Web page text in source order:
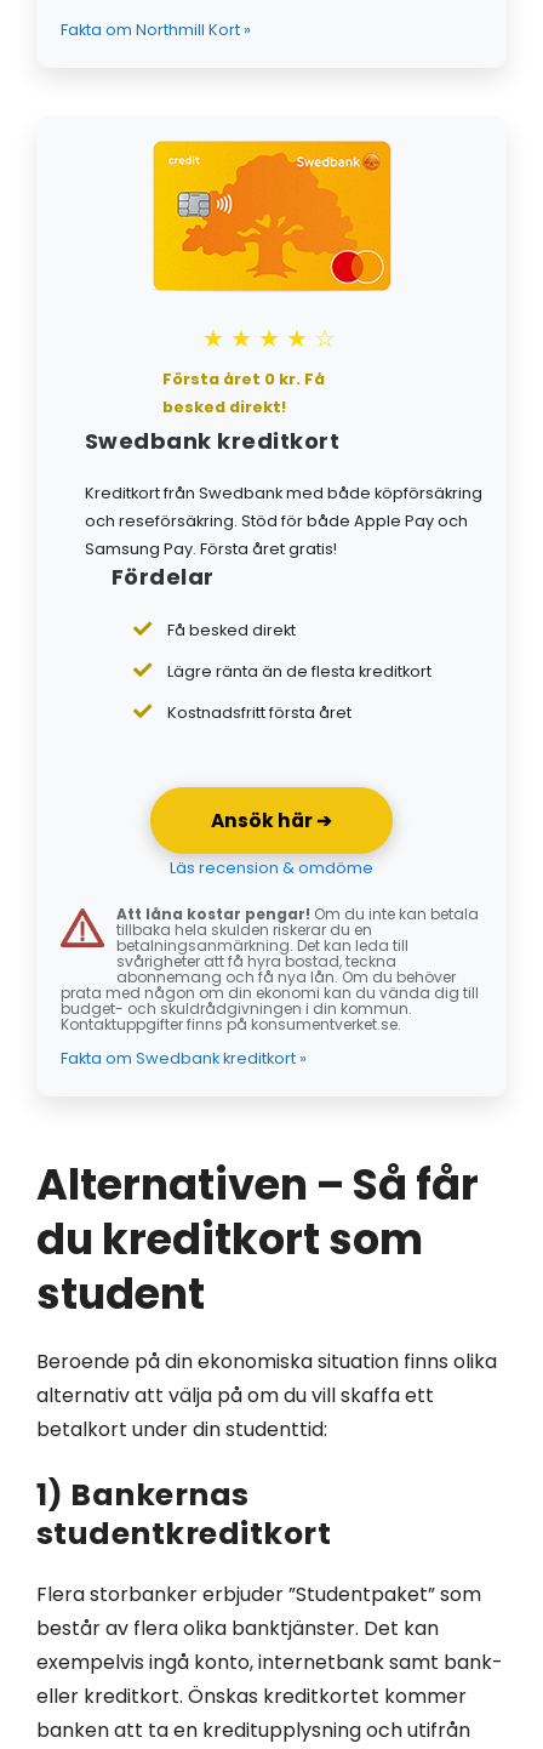
Fakta om Northmill Kort »
★★★★☆
Första året 0 kr. Få
besked direkt!
Swedbank kreditkort
Kreditkort från Swedbank med både köpförsäkring
och reseförsäkring. Stöd för både Apple Pay och
Samsung Pay. Första året gratis!
Fördelar
Få besked direkt
Lägre ränta än de flesta kreditkort
Kostnadsfritt första året
Ansök här ➔
Läs recension & omdöme
Att låna kostar pengar! Om du inte kan betala
tillbaka hela skulden riskerar du en
betalningsanmärkning. Det kan leda till
svårigheter att få hyra bostad, teckna
abonnemang och få nya lån. Om du behöver
prata med någon om din ekonomi kan du vända dig till
budget- och skuldrådgivningen i din kommun.
Kontaktuppgifter finns på konsumentverket.se.
Fakta om Swedbank kreditkort »
Alternativen – Så får
du kreditkort som
student
Beroende på din ekonomiska situation finns olika
alternativ att välja på om du vill skaffa ett
betalkort under din studenttid:
1) Bankernas
studentkreditkort
Flera storbanker erbjuder ”Studentpaket” som
består av flera olika banktjänster. Det kan
exempelvis ingå konto, internetbank samt bank-
eller kreditkort. Önskas kreditkortet kommer
banken att ta en kreditupplysning och utifrån